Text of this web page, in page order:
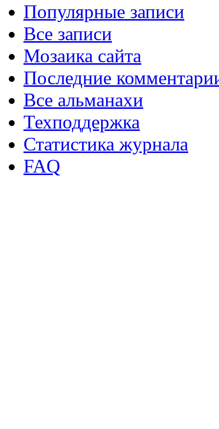
Популярные записи
Все записи
Мозаика сайта
Последние
Все альманахи
Техподдержка
Статистика журнала
FAQ